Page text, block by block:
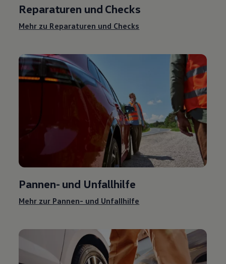
Reparaturen und Checks
Mehr zu Reparaturen und Checks
Pannen- und Unfallhilfe
Mehr zur Pannen- und Unfallhilfe